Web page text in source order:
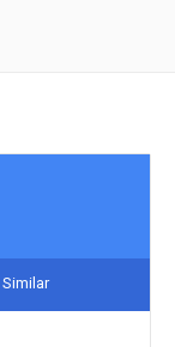
Similar